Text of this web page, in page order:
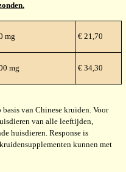
mg € 21,70
mg € 34,30
van Chinese kruiden. Voor
van alle leeftijden,
huisdieren. Response is
kunnen met